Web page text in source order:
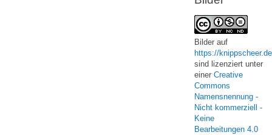
Bilder auf
https://knippscheer.de
sind lizenziert unter
einer Creative
Commons
Namensnennung -
Nicht kommerziell -
Keine
Bearbeitungen 4.0